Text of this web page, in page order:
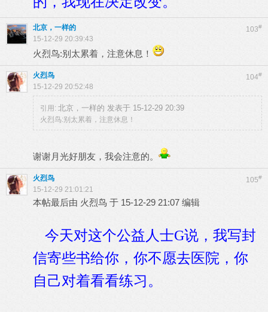
103#
北京，一样的
15-12-29 20:39:43
火烈鸟:别太累着，注意休息！
104#
火烈鸟
15-12-29 20:52:48
引用: 北京，一样的 发表于 15-12-29 20:39
火烈鸟:别太累着，注意休息！
谢谢月光好朋友，我会注意的。
105#
火烈鸟
15-12-29 21:01:21
本帖最后由 火烈鸟 于 15-12-29 21:07 编辑
今天对这个公益人士G说，我写封
信寄些书给你，你不愿去医院，你
自己对着看看练习。